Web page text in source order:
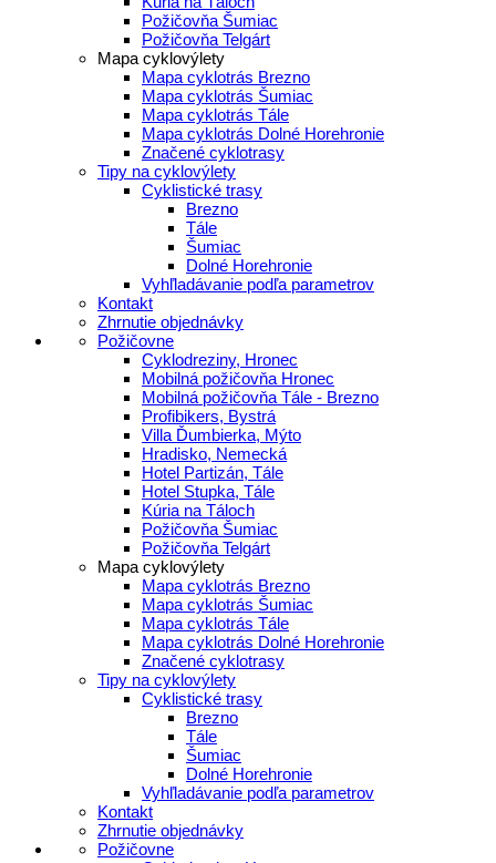
Požičovňa Šumiac
Požičovňa Telgárt
Mapa cyklovýlety
Mapa cyklotrás Brezno
Mapa cyklotrás Šumiac
Mapa cyklotrás Tále
Mapa cyklotrás Dolné Horehronie
Značené cyklotrasy
Tipy na cyklovýlety
Cyklistické trasy
Brezno
Tále
Šumiac
Dolné Horehronie
Vyhľladávanie podľa parametrov
Kontakt
Zhrnutie objednávky
Požičovne
Cyklodreziny, Hronec
Mobilná požičovňa Hronec
Mobilná požičovňa Tále - Brezno
Profibikers, Bystrá
Villa Ďumbierka, Mýto
Hradisko, Nemecká
Hotel Partizán, Tále
Hotel Stupka, Tále
Kúria na Táloch
Požičovňa Šumiac
Požičovňa Telgárt
Mapa cyklovýlety
Mapa cyklotrás Brezno
Mapa cyklotrás Šumiac
Mapa cyklotrás Tále
Mapa cyklotrás Dolné Horehronie
Značené cyklotrasy
Tipy na cyklovýlety
Cyklistické trasy
Brezno
Tále
Šumiac
Dolné Horehronie
Vyhľladávanie podľa parametrov
Kontakt
Zhrnutie objednávky
Požičovne